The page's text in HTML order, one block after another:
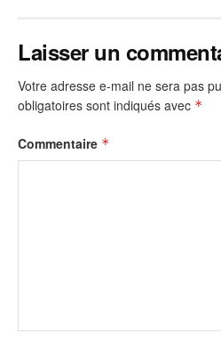
Laisser un
Votre adresse e-mail ne sera pas
obligatoires sont indiqués avec *
Commentaire *